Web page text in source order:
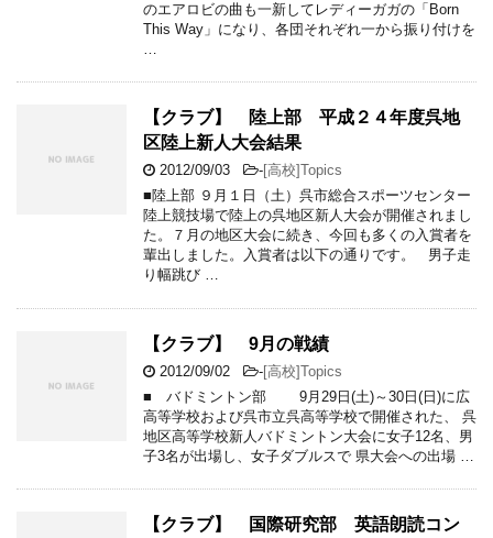
のエアロビの曲も一新してレディーガガの「Born
This Way」になり、各団それぞれ一から振り付けを
…
【クラブ】 陸上部 平成２４年度呉地
区陸上新人大会結果
2012/09/03 -[高校]Topics
■陸上部 ９月１日（土）呉市総合スポーツセンター
陸上競技場で陸上の呉地区新人大会が開催されまし
た。７月の地区大会に続き、今回も多くの入賞者を
輩出しました。入賞者は以下の通りです。 男子走
り幅跳び …
【クラブ】 9月の戦績
2012/09/02 -[高校]Topics
■ バドミントン部 9月29日(土)～30日(日)に広
高等学校および呉市立呉高等学校で開催された、 呉
地区高等学校新人バドミントン大会に女子12名、男
子3名が出場し、女子ダブルスで 県大会への出場 …
【クラブ】 国際研究部 英語朗読コン